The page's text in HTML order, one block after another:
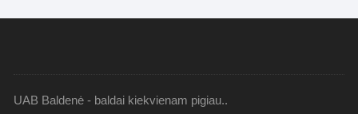
UAB Baldenė - baldai kiekvienam pigiau..